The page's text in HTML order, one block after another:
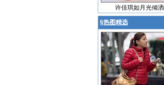
许佳琪如月光倾洒
§热图精选